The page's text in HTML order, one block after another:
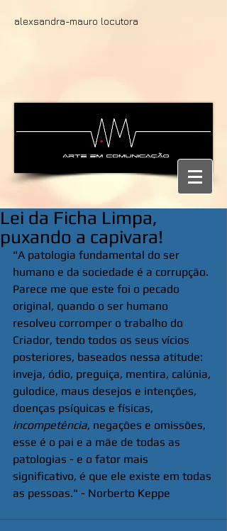
alexsandra-mauro locutora
Lei da Ficha Limpa,
puxando a capivara!
"A patologia fundamental do ser
humano e da sociedade é a corrupção.
Parece me que este foi o pecado
original, quando o ser humano
resolveu corromper o trabalho do
Criador, tendo todos os seus vícios
posteriores, baseados nessa atitude:
inveja, ódio, preguiça, mentira, calúnia,
gulodice, maus desejos e intenções,
doenças psíquicas e físicas,
incompetência, negações e omissões,
esse é o pai e a mãe de todas as
patologias - e o fator mais
significativo, é que ele existe em todas
as pessoas." - Norberto Keppe